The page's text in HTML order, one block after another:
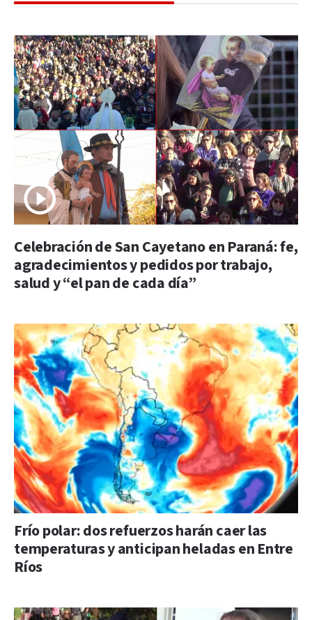
Celebración de San Cayetano en Paraná: fe,
agradecimientos y pedidos por trabajo,
salud y “el pan de cada día”
Frío polar: dos refuerzos harán caer las
temperaturas y anticipan heladas en Entre
Ríos